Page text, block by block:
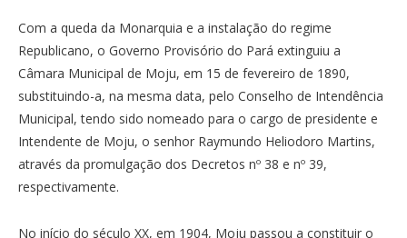
Com a queda da Monarquia e a instalação do regime
Republicano, o Governo Provisório do Pará extinguiu a
Câmara Municipal de Moju, em 15 de fevereiro de 1890,
substituindo-a, na mesma data, pelo Conselho de Intendência
Municipal, tendo sido nomeado para o cargo de presidente e
Intendente de Moju, o senhor Raymundo Heliodoro Martins,
através da promulgação dos Decretos nº 38 e nº 39,
respectivamente.
No início do século XX, em 1904, Moju passou a constituir o